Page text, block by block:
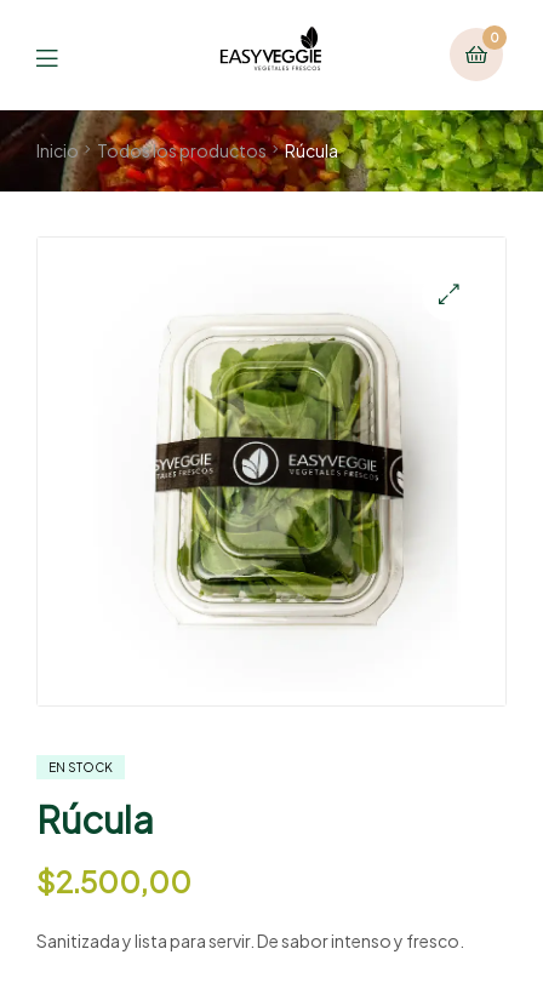
0
Inicio Todos los productos Rúcula
EN STOCK
Rúcula
$2.500,00
Sanitizada y lista para servir. De sabor intenso y fresco.